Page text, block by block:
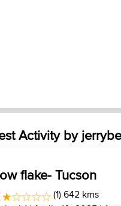
Activity by
flake- Tucson
(1) 642 kms